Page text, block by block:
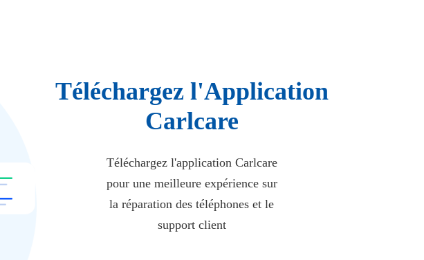
Téléchargez l'Application
Carlcare
Téléchargez l'application Carlcare
pour une meilleure expérience sur
la réparation des téléphones et le
support client